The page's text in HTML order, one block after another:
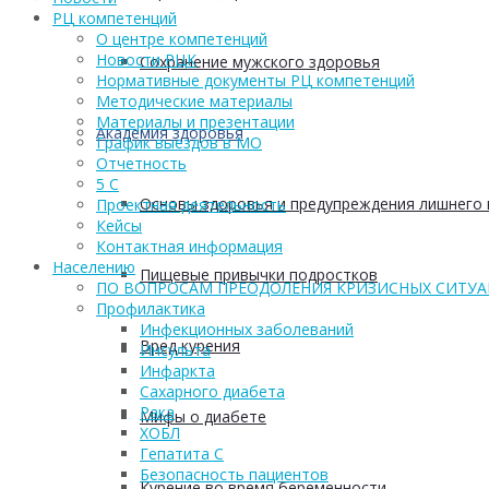
Сохранение мужского здоровья
Академия здоровья
Основы здоровья и предупреждения лишнего
Пищевые привычки подростков
Вред курения
Мифы о диабете
РЦ компетенций
О центре компетенций
Новости РЦК
Нормативные документы РЦ компетенций
Методические материалы
Материалы и презентации
График выездов в МО
Отчетность
5 С
Проектная деятельность
Кейсы
Контактная информация
Населению
ПО ВОПРОСАМ ПРЕОДОЛЕНИЯ КРИЗИСНЫХ
Профилактика
Инфекционных заболеваний
Инсульта
Инфаркта
Сахарного диабета
Рака
ХОБЛ
Гепатита С
Безопасность пациентов